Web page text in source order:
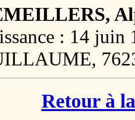
: 14 juin
Retour à